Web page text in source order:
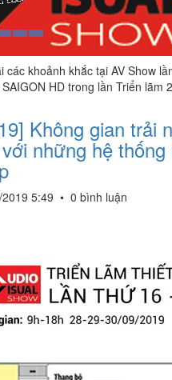
các khoảnh khắc tại AV Show
HD trong lần Triển lãm
Không gian trải
những hệ thống
5:49 • 0 bình luận